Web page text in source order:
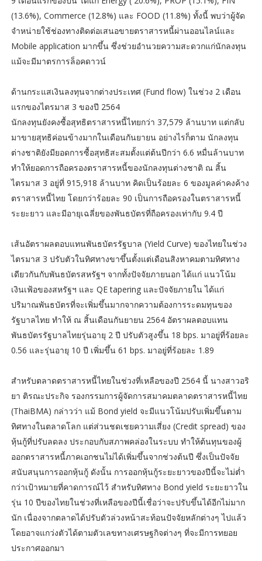
(13.6%), Commerce (12.8%) และ FOOD (11.8%) ทั้งนี้ พบว่าผู้จัด
จำหน่ายใช้ช่องทางติดต่อเสนอขายตราสารหนี้ผ่านออนไลน์และ
Mobile application มากขึ้น ซึ่งช่วยอำนวยความสะดวกแก่นักลงทุน
แม้จะมีมาตรการล็อคดาวน์
ด้านกระแสเงินลงทุนจากต่างประเทศ (Fund flow) ในช่วง 2 เดือน
แรกของไตรมาส 3 ของปี 2564
นักลงทุนยังคงซื้อสุทธิตราสารหนี้ไทยกว่า 37,579 ล้านบาท แต่กลับ
มาขายสุทธิค่อนข้างมากในเดือนกันยายน อย่างไรก็ตาม นักลงทุน
ต่างชาติยังมียอดการซื้อสุทธิสะสมตั้งแต่ต้นปีกว่า 6.6 หมื่นล้านบาท
ทำให้ยอดการถือครองตราสารหนี้ของนักลงทุนต่างชาติ ณ สิ้น
ไตรมาส 3 อยู่ที่ 915,918 ล้านบาท คิดเป็นร้อยละ 6 ของมูลค่าคงค้าง
ตราสารหนี้ไทย โดยกว่าร้อยละ 90 เป็นการถือครองในตราสารหนี้
ระยะยาว และมีอายุเฉลี่ยของพันธบัตรที่ถือครองเท่ากับ 9.4 ปี
เส้นอัตราผลตอบแทนพันธบัตรรัฐบาล (Yield Curve) ของไทยในช่วง
ไตรมาส 3 ปรับตัวในทิศทางขาขึ้นตั้งแต่เดือนสิงหาคมตามทิศทาง
เดียวกันกับพันธบัตรสหรัฐฯ จากทั้งปัจจัยภายนอก ได้แก่ แนวโน้ม
เงินเฟ้อของสหรัฐฯ และ QE tapering และปัจจัยภายใน ได้แก่
ปริมาณพันธบัตรที่จะเพิ่มขึ้นมากจากความต้องการระดมทุนของ
รัฐบาลไทย ทำให้ ณ สิ้นเดือนกันยายน 2564 อัตราผลตอบแทน
พันธบัตรรัฐบาลไทยรุ่นอายุ 2 ปี ปรับตัวสูงขึ้น 18 bps. มาอยู่ที่ร้อยละ
0.56 และรุ่นอายุ 10 ปี เพิ่มขึ้น 61 bps. มาอยู่ที่ร้อยละ 1.89
สำหรับตลาดตราสารหนี้ไทยในช่วงที่เหลือของปี 2564 นี้ นางสาวอริ
ยา ติรณะประกิจ รองกรรมการผู้จัดการสมาคมตลาดตราสารหนี้ไทย
(ThaiBMA) กล่าวว่า แม้ Bond yield จะมีแนวโน้มปรับเพิ่มขึ้นตาม
ทิศทางในตลาดโลก แต่ส่วนชดเชยความเสี่ยง (Credit spread) ของ
หุ้นกู้ที่ปรับลดลง ประกอบกับสภาพคล่องในระบบ ทำให้ต้นทุนของผู้
ออกตราสารหนี้ภาคเอกชนไม่ได้เพิ่มขึ้นจากช่วงต้นปี ซึ่งเป็นปัจจัย
สนับสนุนการออกหุ้นกู้ ดังนั้น การออกหุ้นกู้ระยะยาวของปีนี้จะไม่ต่ำ
กว่าเป้าหมายที่คาดการณ์ไว้ สำหรับทิศทาง Bond yield ระยะยาวใน
รุ่น 10 ปีของไทยในช่วงที่เหลือของปีนี้เชื่อว่าจะปรับขึ้นได้อีกไม่มาก
นัก เนื่องจากตลาดได้ปรับตัวล่วงหน้าสะท้อนปัจจัยหลักต่างๆ ไปแล้ว
โดยอาจแกว่งตัวได้ตามตัวเลขทางเศรษฐกิจต่างๆ ที่จะมีการทยอย
ประกาศออกมา